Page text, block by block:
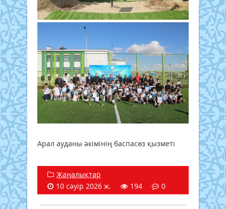
Арал ауданы әкімінің баспасөз қызметі
Жаңалықтар
10 сәуір 2026 ж.
194 0